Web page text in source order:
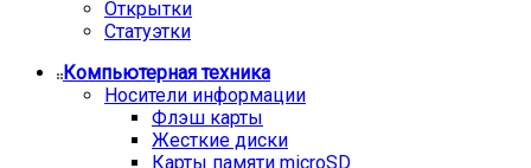
Открытки
Статуэтки
Компьютерная техника
Носители информации
Флэш карты
Жесткие диски
Карты памяти microSD